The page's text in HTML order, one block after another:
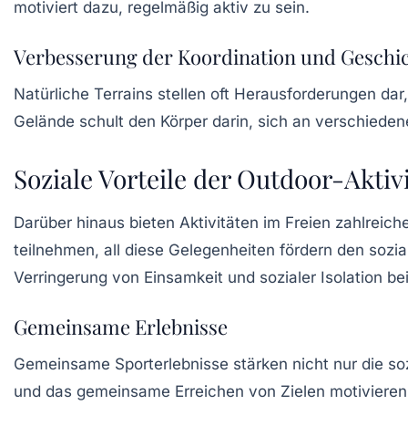
motiviert dazu, regelmäßig aktiv zu sein.
Verbesserung der Koordination und
Natürliche Terrains stellen oft Herausforderungen
Gelände schult den Körper darin, sich an
Soziale Vorteile der Outdoor-
Darüber hinaus bieten Aktivitäten im Freien
teilnehmen, all diese Gelegenheiten fördern den
Verringerung von Einsamkeit und sozialer Isolation
Gemeinsame Erlebnisse
Gemeinsame Sporterlebnisse stärken nicht nur die
und das gemeinsame Erreichen von Zielen